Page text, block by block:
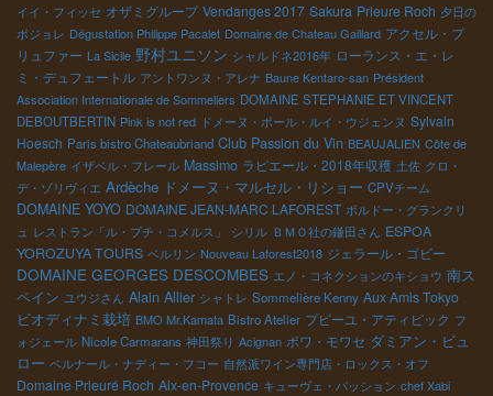
イイ・フィッセ オザミグループ Vendanges 2017 Sakura Prieure Roch 夕日の
ボジョレ Dégustation Philippe Pacalet Domaine de Chateau Gaillard アクセル・プ
リュファー La Sicile 野村ユニソン シャルドネ2016年 ローランス・エ・レ
ミ・デュフェートル アントワンヌ・アレナ Baune Kentaro-san Président
Association Internationale de Sommeliers DOMAINE STEPHANIE ET VINCENT
DEBOUTBERTIN Pink is not red ドメーヌ・ポール・ルイ・ウジェンヌ Sylvain
Hoesch Paris bistro Chateaubriand Club Passion du Vin BEAUJALIEN Côte de
Malepère イザベル・フレール Massimo ラピエール・2018年収穫 土佐 クロ・
デ・ゾリヴィエ Ardèche ドメーヌ・マルセル・リショー CPVチーム
DOMAINE YOYO DOMAINE JEAN-MARC LAFOREST ボルドー・グランクリ
ュ レストラン「ル・プチ・コメルス」 シリル ＢＭＯ社の鎌田さん ESPOA
YOROZUYA TOURS ベルリン Nouveau Laforest2018 ジェラール・ゴビー
DOMAINE GEORGES DESCOMBES エノ・コネクションのキショウ 南ス
ペイン ユウジさん Alain Allier シャトレ Sommelière Kenny Aux Amis Tokyo
ビオディナミ栽培 BMO Mr.Kamata Bistro Atelier プピーユ・アティピック フ
ォジェール Nicole Carmarans 神田祭り Acignan ボワ・モワセ ダミアン・ビュ
ロー ベルナール・ナディー・フコー 自然派ワイン専門店・ロックス・オフ
Domaine Prieuré Roch Aix-en-Provence キューヴェ・パッション chef Xabi